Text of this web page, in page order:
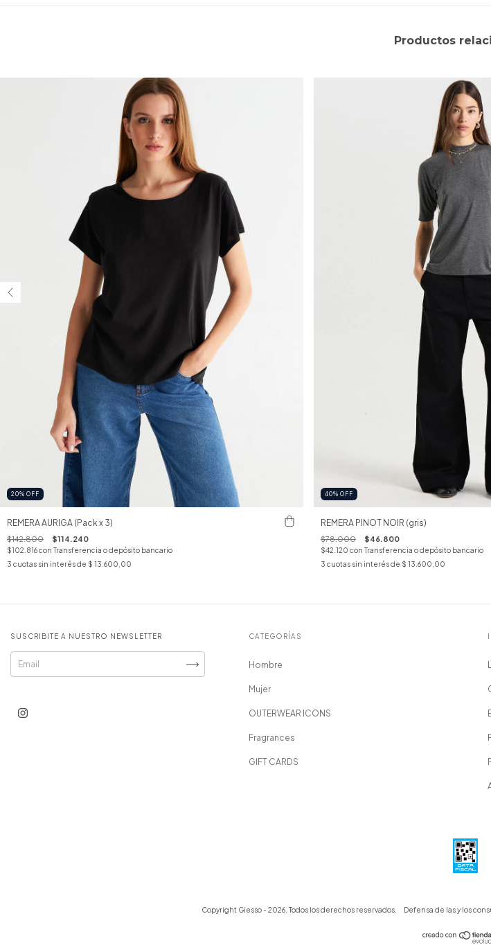
Productos
20% OFF
REMERA AURIGA (Pack x 3)
$142.800 $114.240
$102.816con Transferencia o depósito bancario
3 cuotas sin interés de $ 13.600,00
40% OFF
REMERA PINOT NOIR (gris)
$78.000 $46.800
$42.120 con Transferencia o depósito bancario
3 cuotas sin interés de $ 13.600,00
SUSCRIBITE A NUESTRO NEWSLETTER CATEGORÍAS
Hombre
Mujer
OUTERWEAR ICONS
Fragrances
GIFT CARDS
Copyright Giesso - 2026. Todos los derechos reservados. Defensa de las y los